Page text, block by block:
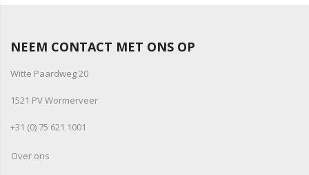
NEEM CONTACT MET ONS OP
Witte Paardweg 20
1521 PV Wormerveer
+31 (0) 75 621 1001
Over ons